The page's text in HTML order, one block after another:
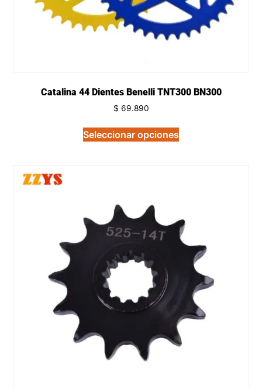
Catalina 44 Dientes Benelli TNT300 BN300
$ 69.890
Seleccionar opciones